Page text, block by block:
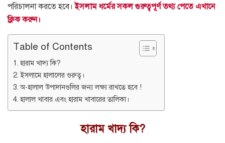
পরিচালনা করতে হবে। ইসলাম ধর্মের সকল গুরুত্বপূর্ণ তথ্য পেতে এখানে
ক্লিক করুন।
Table of Contents
হারাম খাদ্য কি?
ইসলামে হালালের গুরুত্ব।
অ-হালাল উপাদানগুলির জন্য লক্ষ্য রাখতে হবে !
হালাল খাবার এবং হারাম খাবারের তালিকা।
হারাম খাদ্য কি?